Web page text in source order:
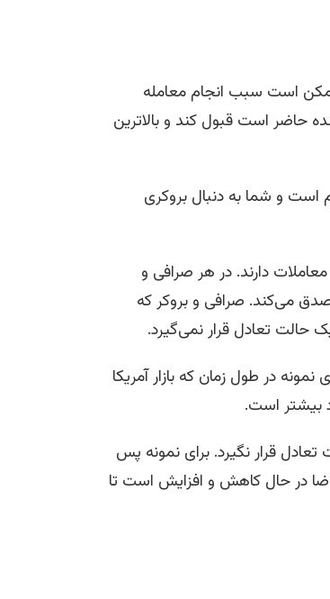
است سبب انجام معامله
حاضر است قبول کند و بالاترین
است و شما به دنبال بروکری
دارند. در هر صرافی و
می‌کند. صرافی و بروکر که
حالت تعادل قرار نمی‌گیرد.
در طول زمان که بازار آمریکا
بیشتر است.
قرار نگیرد. برای نمونه پس
در حال کاهش و افزایش است تا